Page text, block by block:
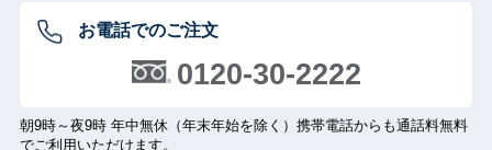
お電話でのご注文
0120-30-2222
朝9時～夜9時 年中無休（年末年始を除く）携帯電話からも通話料無料
でご利用いただけます。